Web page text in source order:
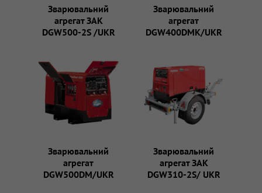
Зварювальний
агрегат ЗАК
DGW500-2S /UKR
Зварювальний
агрегат
DGW400DMK/UKR
Зварювальний
агрегат
DGW500DM/UKR
Зварювальний
агрегат ЗАК
DGW310-2S/ UKR